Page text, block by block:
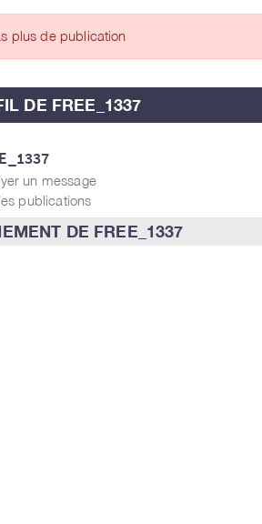
ARTICLES DES MEMBRES
DE FREE_1337
un message
publications
DE FREE_1337
plus de publication